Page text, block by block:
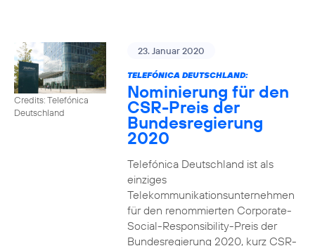
Credits: Telefónica
Deutschland
23. Januar 2020
TELEFÓNICA DEUTSCHLAND:
Nominierung für den
CSR-Preis der
Bundesregierung
2020
Telefónica Deutschland ist als
einziges
Telekommunikationsunternehmen
für den renommierten Corporate-
Social-Responsibility-Preis der
Bundesregierung 2020, kurz CSR-